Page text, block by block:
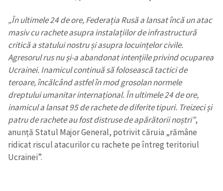
„În ultimele 24 de ore, Federația Rusă a lansat încă un atac
masiv cu rachete asupra instalațiilor de infrastructură
critică a statului nostru și asupra locuințelor civile.
Agresorul rus nu și-a abandonat intențiile privind ocuparea
Ucrainei. Inamicul continuă să folosească tactici de
teroare, încălcând astfel în mod grosolan normele
dreptului umanitar internațional. În ultimele 24 de ore,
inamicul a lansat 95 de rachete de diferite tipuri. Treizeci și
patru de rachete au fost distruse de apărătorii noștri”,
anunță Statul Major General, potrivit căruia „rămâne
ridicat riscul atacurilor cu rachete pe întreg teritoriul
Ucrainei”.